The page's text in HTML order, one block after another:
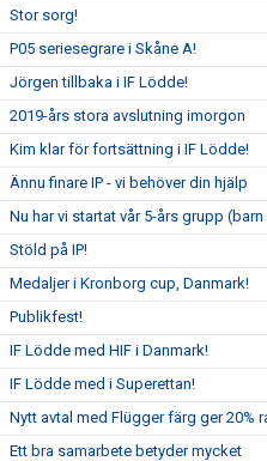
Stor sorg!
P05 seriesegrare i Skåne A!
Jörgen tillbaka i IF Lödde!
2019-års stora avslutning imorgon
Kim klar för fortsättning i IF Lödde!
Ännu finare IP - vi behöver din hjälp
Nu har vi startat vår 5-års grupp
Stöld på IP!
Medaljer i Kronborg cup, Danmark!
Publikfest!
IF Lödde med HIF i Danmark!
IF Lödde med i Superettan!
Nytt avtal med Flügger färg ger 20%
Ett bra samarbete betyder mycket